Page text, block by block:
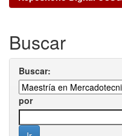
Buscar
Buscar:
por